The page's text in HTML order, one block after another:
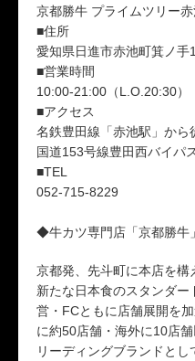
京都勝牛 プライムツリー
■住所
愛知県日進市赤池町箕ノ
■営業時間
10:00-21:00（L.O.20:30）
■アクセス
名鉄豊田線「赤池駅」から
国道153号線豊田西バイパ
■TEL
052-715-8229
◆牛カツ専門店「京都勝牛」
京都発、先斗町に本店を構
新たな日本食のスタンダ
営・FCともに店舗展開を
に約50店舗・海外に10店
リーディングブランドと